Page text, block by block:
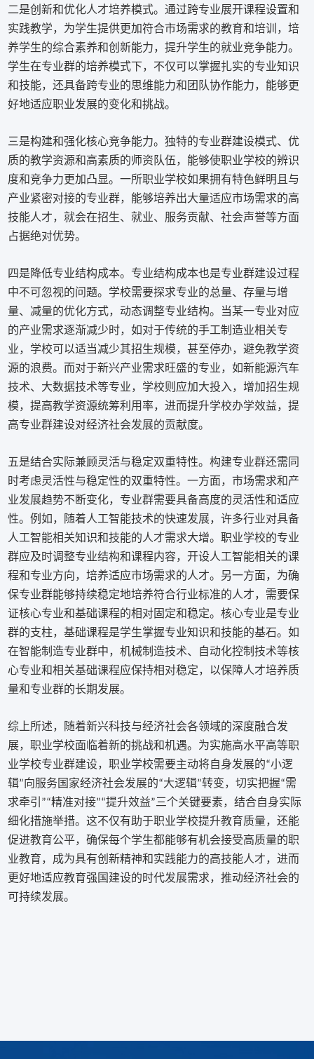
二是创新和优化人才培养模式。通过跨专业展开课程设置和
实践教学，为学生提供更加符合市场需求的教育和培训，培
养学生的综合素养和创新能力，提升学生的就业竞争能力。
学生在专业群的培养模式下，不仅可以掌握扎实的专业知识
和技能，还具备跨专业的思维能力和团队协作能力，能够更
好地适应职业发展的变化和挑战。
三是构建和强化核心竞争能力。独特的专业群建设模式、优
质的教学资源和高素质的师资队伍，能够使职业学校的辨识
度和竞争力更加凸显。一所职业学校如果拥有特色鲜明且与
产业紧密对接的专业群，能够培养出大量适应市场需求的高
技能人才，就会在招生、就业、服务贡献、社会声誉等方面
占据绝对优势。
四是降低专业结构成本。专业结构成本也是专业群建设过程
中不可忽视的问题。学校需要探求专业的总量、存量与增
量、减量的优化方式，动态调整专业结构。当某一专业对应
的产业需求逐渐减少时，如对于传统的手工制造业相关专
业，学校可以适当减少其招生规模，甚至停办，避免教学资
源的浪费。而对于新兴产业需求旺盛的专业，如新能源汽车
技术、大数据技术等专业，学校则应加大投入，增加招生规
模，提高教学资源统筹利用率，进而提升学校办学效益，提
高专业群建设对经济社会发展的贡献度。
五是结合实际兼顾灵活与稳定双重特性。构建专业群还需同
时考虑灵活性与稳定性的双重特性。一方面，市场需求和产
业发展趋势不断变化，专业群需要具备高度的灵活性和适应
性。例如，随着人工智能技术的快速发展，许多行业对具备
人工智能相关知识和技能的人才需求大增。职业学校的专业
群应及时调整专业结构和课程内容，开设人工智能相关的课
程和专业方向，培养适应市场需求的人才。另一方面，为确
保专业群能够持续稳定地培养符合行业标准的人才，需要保
证核心专业和基础课程的相对固定和稳定。核心专业是专业
群的支柱，基础课程是学生掌握专业知识和技能的基石。如
在智能制造专业群中，机械制造技术、自动化控制技术等核
心专业和相关基础课程应保持相对稳定，以保障人才培养质
量和专业群的长期发展。
综上所述，随着新兴科技与经济社会各领域的深度融合发
展，职业学校面临着新的挑战和机遇。为实施高水平高等职
业学校专业群建设，职业学校需要主动将自身发展的“小逻
辑”向服务国家经济社会发展的“大逻辑”转变，切实把握“需
求牵引 ”“精准对接”“提升效益”三个关键要素，结合自身实际
细化措施举措。这不仅有助于职业学校提升教育质量，还能
促进教育公平，确保每个学生都能够有机会接受高质量的职
业教育，成为具有创新精神和实践能力的高技能人才，进而
更好地适应教育强国建设的时代发展需求，推动经济社会的
可持续发展。